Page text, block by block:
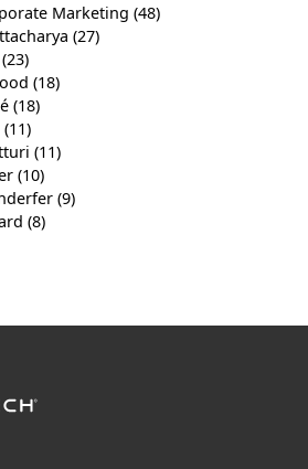
Marketing(48)
(27)
(23)
(18)
(18)
(11)
(11)
(10)
(9)
(8)